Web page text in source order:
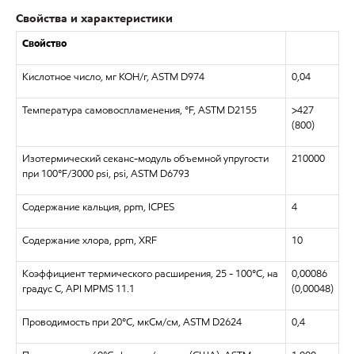
Свойства и характеристики
Свойство
Кислотное число, мг КОН/г, ASTM D974 0,04
Температура самовоспламенения, °F, ASTM D2155
>427
(800)
Изотермический секанс-модуль объемной упругости
при 100°F/3000 psi, psi, ASTM D6793
210000
Содержание кальция, ppm, ICPES 4
Содержание хлора, ppm, XRF 10
Коэффициент термического расширения, 25 - 100°C, на
градус C, API MPMS 11.1
0,00086
(0,00048)
Проводимость при 20°C, мкСм/см, ASTM D2624 0,4